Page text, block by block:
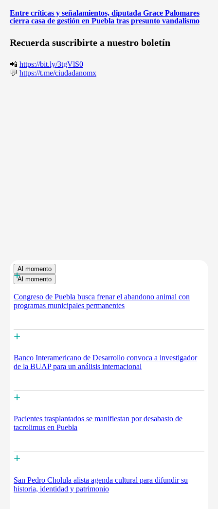
Entre críticas y señalamientos, diputada Grace Palomares
cierra casa de gestión en Puebla tras presunto vandalismo
Recuerda suscribirte a nuestro boletín
📲 https://bit.ly/3tgVlS0
💬 https://t.me/ciudadanomx
Al momento
Al momento
+
Congreso de Puebla busca frenar el abandono animal con
programas municipales permanentes
+
Banco Interamericano de Desarrollo convoca a investigador
de la BUAP para un análisis internacional
+
Pacientes trasplantados se manifiestan por desabasto de
tacrolimus en Puebla
+
San Pedro Cholula alista agenda cultural para difundir su
historia, identidad y patrimonio